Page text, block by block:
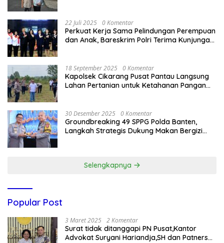
22 Juli 2025 0 Komentar
Perkuat Kerja Sama Pelindungan Perempuan
dan Anak, Bareskrim Polri Terima Kunjungan
18 September 2025 0 Komentar
Kapolsek Cikarang Pusat Pantau Langsung
Lahan Pertanian untuk Ketahanan Pangan
30 Desember 2025 0 Komentar
Groundbreaking 49 SPPG Polda Banten,
Langkah Strategis Dukung Makan Bergizi
Selengkapnya
Popular Post
3 Maret 2025 2 Komentar
Surat tidak ditanggapi PN Pusat,Kantor
Advokat Suryani Hariandja,SH dan Patners